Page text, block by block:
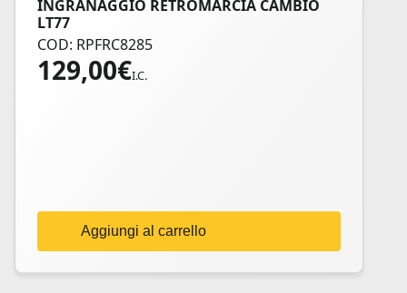
INGRANAGGIO RETROMARCIA CAMBIO
LT77
COD: RPFRC8285
129,00€I.C.
Aggiungi al carrello